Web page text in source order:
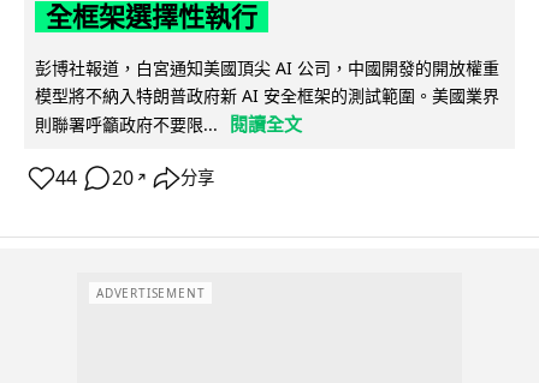
全框架選擇性執行
彭博社報道，白宮通知美國頂尖 AI 公司，中國開發的開放權重
模型將不納入特朗普政府新 AI 安全框架的測試範圍。美國業界
則聯署呼籲政府不要限...
閱讀全文
44 20 ↗ 分享
ADVERTISEMENT